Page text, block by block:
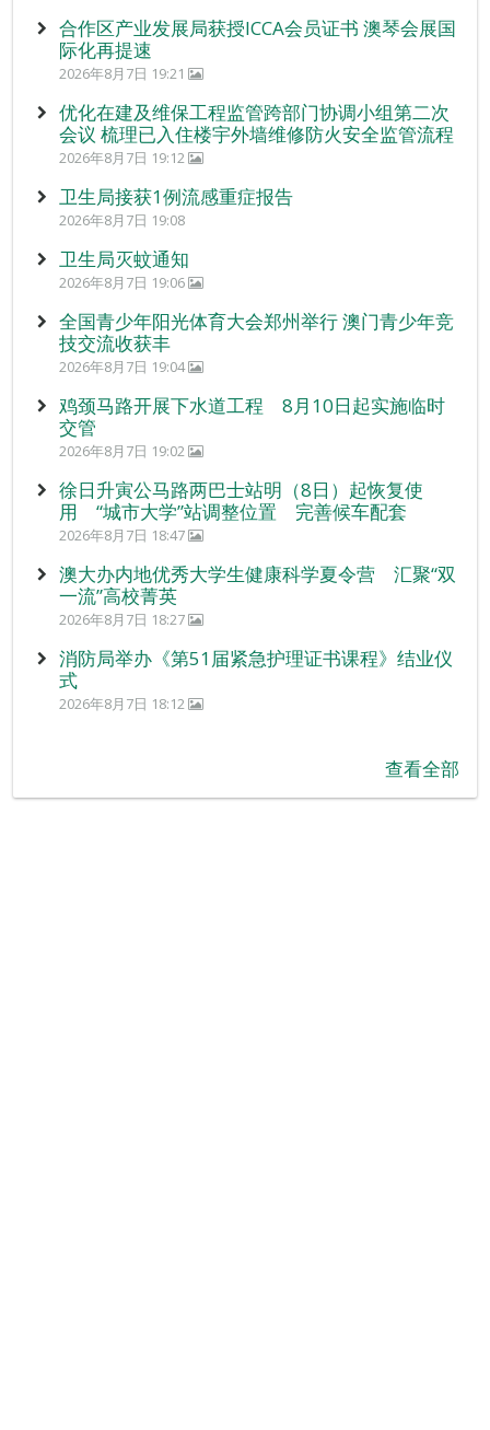
合作区产业发展局获授ICCA会员证书 澳琴会展国
际化再提速
2026年8月7日 19:21
优化在建及维保工程监管跨部门协调小组第二次
会议 梳理已入住楼宇外墙维修防火安全监管流程
2026年8月7日 19:12
卫生局接获1例流感重症报告
2026年8月7日 19:08
卫生局灭蚊通知
2026年8月7日 19:06
全国青少年阳光体育大会郑州举行 澳门青少年竞
技交流收获丰
2026年8月7日 19:04
鸡颈马路开展下水道工程 8月10日起实施临时
交管
2026年8月7日 19:02
徐日升寅公马路两巴士站明（8日）起恢复使
用 “城市大学”站调整位置 完善候车配套
2026年8月7日 18:47
澳大办内地优秀大学生健康科学夏令营 汇聚“双
一流”高校菁英
2026年8月7日 18:27
消防局举办《第51届紧急护理证书课程》结业仪
式
2026年8月7日 18:12
查看全部